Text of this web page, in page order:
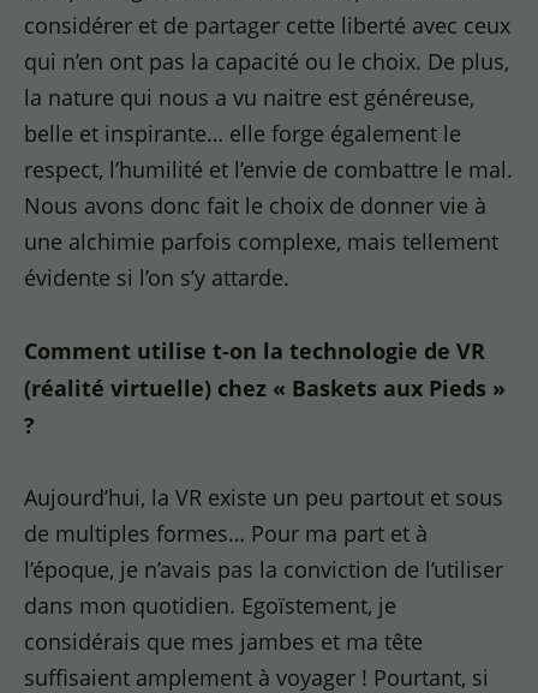
considérer et de partager cette liberté avec ceux
qui n’en ont pas la capacité ou le choix. De plus,
la nature qui nous a vu naitre est généreuse,
belle et inspirante… elle forge également le
respect, l’humilité et l’envie de combattre le mal.
Nous avons donc fait le choix de donner vie à
une alchimie parfois complexe, mais tellement
évidente si l’on s’y attarde.
Comment utilise t-on la technologie de VR
(réalité virtuelle) chez « Baskets aux Pieds »
?
Aujourd’hui, la VR existe un peu partout et sous
de multiples formes… Pour ma part et à
l’époque, je n’avais pas la conviction de l’utiliser
dans mon quotidien. Egoïstement, je
considérais que mes jambes et ma tête
suffisaient amplement à voyager ! Pourtant, si